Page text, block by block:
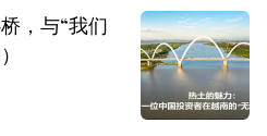
，与“我们